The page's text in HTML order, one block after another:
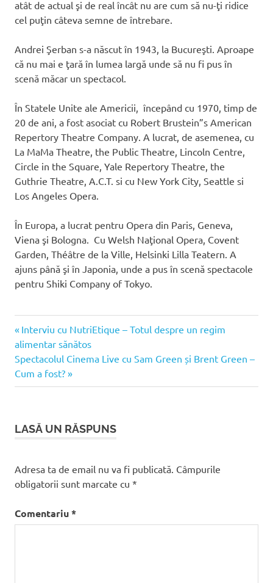
atât de actual şi de real încât nu are cum să nu-ţi ridice
cel puţin câteva semne de întrebare.
Andrei Şerban s-a născut în 1943, la Bucureşti. Aproape
că nu mai e ţară în lumea largă unde să nu fi pus în
scenă măcar un spectacol.
În Statele Unite ale Americii, începând cu 1970, timp de
20 de ani, a fost asociat cu Robert Brustein”s American
Repertory Theatre Company. A lucrat, de asemenea, cu
La MaMa Theatre, the Public Theatre, Lincoln Centre,
Circle in the Square, Yale Repertory Theatre, the
Guthrie Theatre, A.C.T. si cu New York City, Seattle si
Los Angeles Opera.
În Europa, a lucrat pentru Opera din Paris, Geneva,
Viena şi Bologna. Cu Welsh Naţional Opera, Covent
Garden, Théâtre de la Ville, Helsinki Lilla Teatern. A
ajuns până şi în Japonia, unde a pus în scenă spectacole
pentru Shiki Company of Tokyo.
Navigare
în
articole
Articolul
anterior:
Interviu cu NutriEtique – Totul despre un regim
alimentar sănătos
Articolul
următor:
Spectacolul Cinema Live cu Sam Green și Brent Green –
Cum a fost?
LASĂ UN RĂSPUNS
Adresa ta de email nu va fi publicată. Câmpurile
obligatorii sunt marcate cu *
Comentariu*